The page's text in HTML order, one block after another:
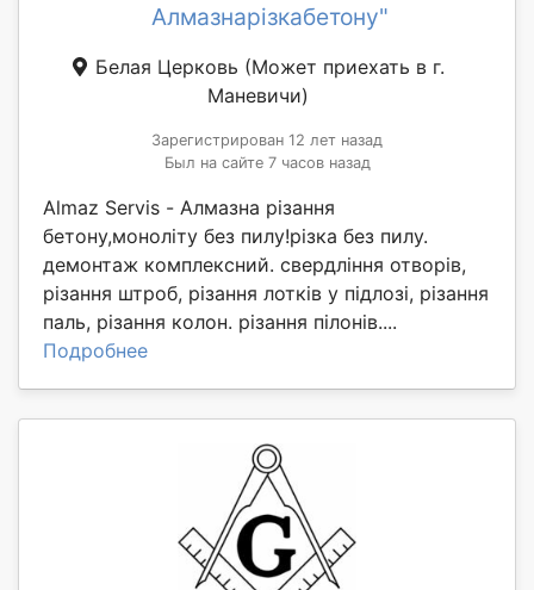
Алмазнарізкабетону"
Белая Церковь (Может приехать в г.
Маневичи)
Зарегистрирован 12 лет назад
Был на сайте 7 часов назад
Almaz Servis - Алмазна різання
бетону,моноліту без пилу!різка без пилу.
демонтаж комплексний. свердління отворів,
різання штроб, різання лотків у підлозі, різання
паль, різання колон. різання пілонів....
Подробнее